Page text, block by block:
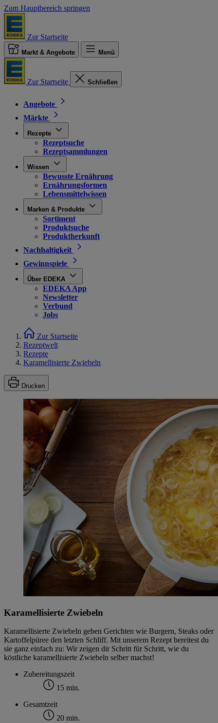
Zum Hauptbereich springen
Zur Startseite
Markt & Angebote Menü
Zur Startseite Schließen
Angebote
Märkte
Rezepte
Rezeptsuche
Rezeptsammlungen
Wissen
Bewusste Ernährung
Ernährungsformen
Lebensmittelwissen
Marken & Produkte
Sortiment
Produktsuche
Produktherkunft
Nachhaltigkeit
Gewinnspiele
Über EDEKA
EDEKA App
Newsletter
Verbund
Jobs
Zur Startseite
Rezeptwelt
Rezepte
Karamellisierte Zwiebeln
Drucken
Karamellisierte Zwiebeln
Karamellisierte Zwiebeln geben Gerichten wie Burgern, Steaks oder
Kartoffelpüree den letzten Schliff. Mit unserem Rezept bereitest du
sie ganz einfach zu: Wir zeigen dir Schritt für Schritt, wie du
köstliche karamellisierte Zwiebeln selber machst!
Zubereitungszeit
15 min.
Gesamtzeit
20 min.